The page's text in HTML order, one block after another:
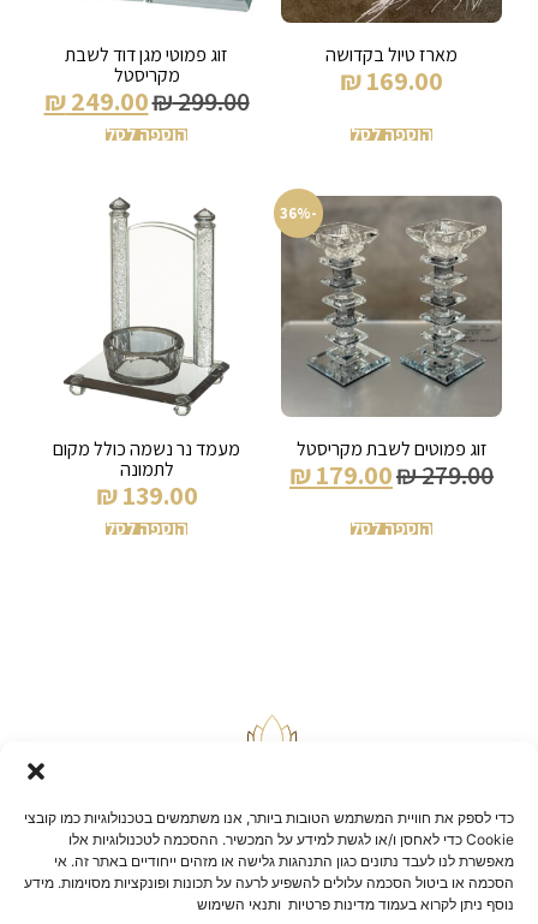
כדי לספק את חוויית המשתמש הטובות ביותר, אנו משתמשים בטכנולוגיות כמו קובצי
Cookie כדי לאחסן ו/או לגשת למידע על המכשיר. ההסכמה לטכנולוגיות אלו
מאפשרת לנו לעבד נתונים כגון התנהגות גלישה או מזהים ייחודיים באתר זה. אי
הסכמה או ביטול הסכמה עלולים להשפיע לרעה על תכונות ופונקציות מסוימות. מידע
נוסף ניתן לקרוא בעמוד מדינות פרטיות ותנאי השימוש
מארז טיול בקדושה
₪169.00
הוספה לסל
זוג פמוטי מגן דוד לשבת
מקריסטל
₪299.00
₪249.00
הוספה לסל
-36%
זוג פמוטים לשבת מקריסטל
₪279.00
₪179.00
הוספה לסל
מעמד נר נשמה כולל מקום
לתמונה
₪139.00
הוספה לסל
בלוג